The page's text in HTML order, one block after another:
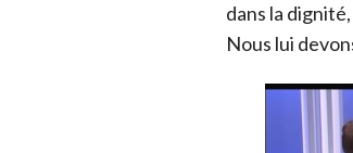
dans la
Nous lui